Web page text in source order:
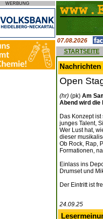
WERBUNG
07.08.2026
STARTSEITE
Open
(hr) (pk) Am
Abend wird die
Das Konzept
junges Talent,
Wer Lust hat,
dieser
Ob Rock, Rap,
Formationen,
Einlass ins
Drumset und
Der Eintritt ist
24.09.25